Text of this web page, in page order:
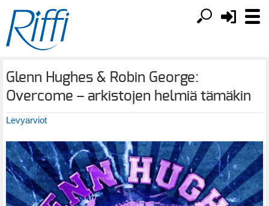
Glenn Hughes & Robin George:
Overcome – arkistojen helmiä tämäkin
Levyarviot